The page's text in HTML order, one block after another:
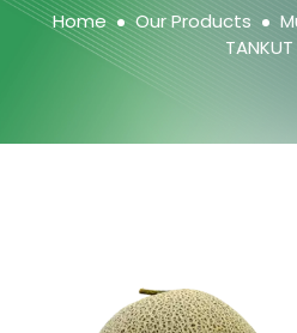
Home Our Products
TANKUT